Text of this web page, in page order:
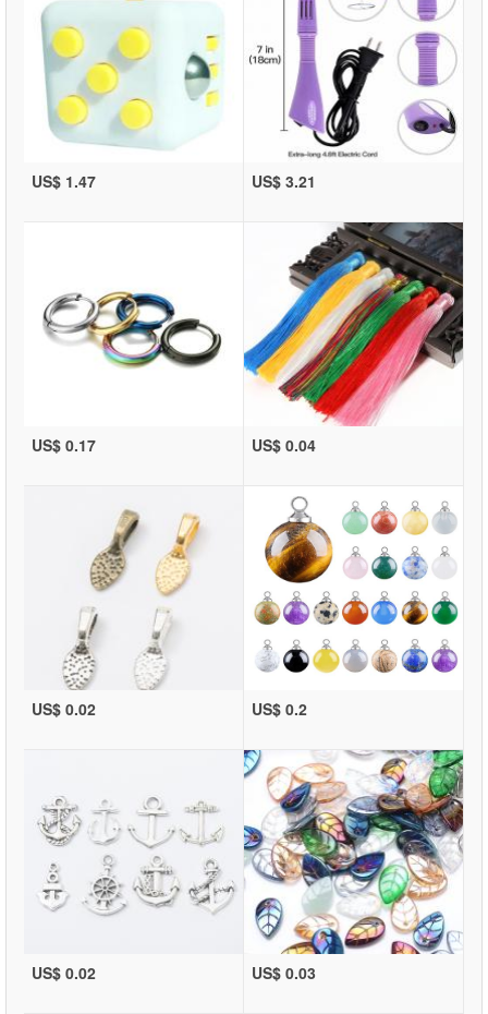
US$ 1.47 US$ 3.21
US$ 0.17 US$ 0.04
US$ 0.02 US$ 0.2
US$ 0.02 US$ 0.03